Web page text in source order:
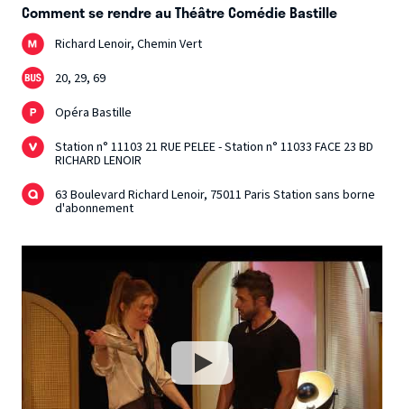
Comment se rendre au Théâtre Comédie Bastille
Richard Lenoir, Chemin Vert
20, 29, 69
Opéra Bastille
Station n° 11103 21 RUE PELEE - Station n° 11033 FACE 23 BD
RICHARD LENOIR
63 Boulevard Richard Lenoir, 75011 Paris Station sans borne
d'abonnement